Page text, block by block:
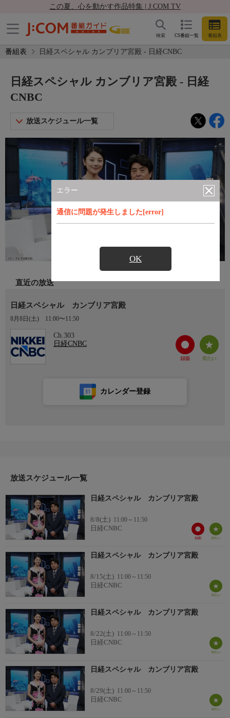
この夏、心を動かす作品特集 | J:COM TV
CS番組一覧 番組表
検索
番組表 日経スペシャル カンブリア宮殿 - 日経CNBC
エラー
通信に問題が発生しました[error]
OK
日経スペシャル カンブリア宮殿 - 日経
CNBC
放送スケジュール一覧
直近の放送
日経スペシャル カンブリア宮殿
8月8日(土) 11:00〜11:50
Ch.303
日経CNBC
カレンダー登録
放送スケジュール一覧
日経スペシャル カンブリア宮殿
8/8(土) 11:00～11:50
日経CNBC
日経スペシャル カンブリア宮殿
8/15(土) 11:00～11:50
日経CNBC
日経スペシャル カンブリア宮殿
8/22(土) 11:00～11:50
日経CNBC
日経スペシャル カンブリア宮殿
8/29(土) 11:00～11:50
日経CNBC